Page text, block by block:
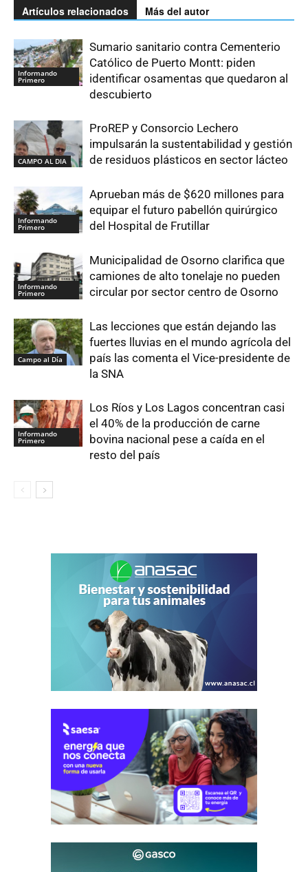
Artículos relacionados Más del autor
Informando
Primero
Sumario sanitario contra Cementerio
Católico de Puerto Montt: piden
identificar osamentas que quedaron al
descubierto
CAMPO AL DIA
ProREP y Consorcio Lechero
impulsarán la sustentabilidad y gestión
de residuos plásticos en sector lácteo
Informando
Primero
Aprueban más de $620 millones para
equipar el futuro pabellón quirúrgico
del Hospital de Frutillar
Informando
Primero
Municipalidad de Osorno clarifica que
camiones de alto tonelaje no pueden
circular por sector centro de Osorno
Campo al Día
Las lecciones que están dejando las
fuertes lluvias en el mundo agrícola del
país las comenta el Vice-presidente de
la SNA
Informando
Primero
Los Ríos y Los Lagos concentran casi
el 40% de la producción de carne
bovina nacional pese a caída en el
resto del país